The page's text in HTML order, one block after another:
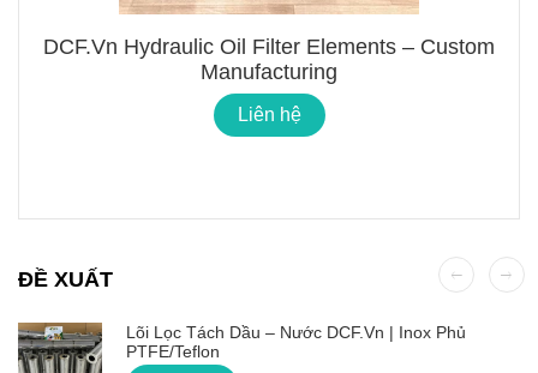
DCF.vn Hydraulic Oil Filter Elements – Custom
Manufacturing
Liên hệ
ĐỀ XUẤT
Lõi Lọc Tách Dầu – Nước DCF.vn | Inox Phủ
PTFE/Teflon